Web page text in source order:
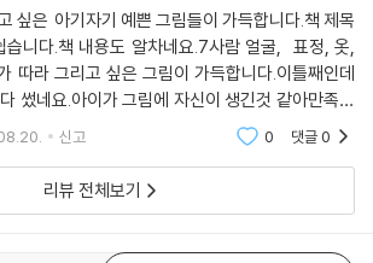
싶은 아기자기 예쁜 그림들이 가득합니다.책 제목
습니다.책 내용도 알차네요.7사람 얼굴, 표정, 옷,
따라 그리고 싶은 그림이 가득합니다.이틀째인데
썼네요.아이가 그림에 자신이 생긴것 같아만족하
신고 0 댓글0
리뷰 전체보기